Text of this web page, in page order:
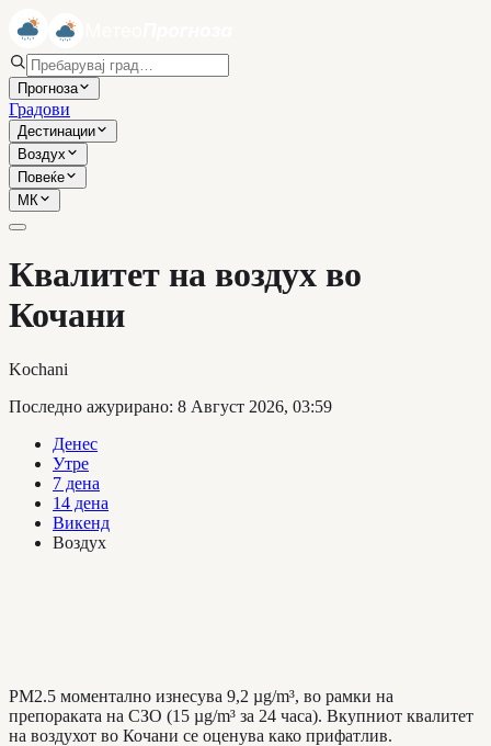
Прогноза
Градови
Дестинации
Воздух
Повеќе
МК
Квалитет на воздух во
Кочани
Kochani
Последно ажурирано: 8 Август 2026, 03:59
Денес
Утре
7 дена
14 дена
Викенд
Воздух
PM2.5 моментално изнесува 9,2 µg/m³, во рамки на
препораката на СЗО (15 µg/m³ за 24 часа). Вкупниот квалитет
на воздухот во Кочани се оценува како прифатлив.